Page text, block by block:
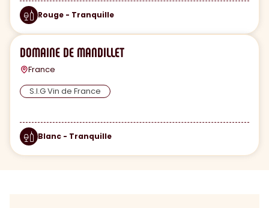
Rouge - Tranquille
DOMAINE DE MANDILLET
France
S.I.G Vin de France
Blanc - Tranquille